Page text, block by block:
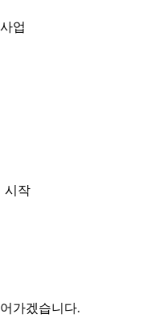
업
시작
가겠습니다.